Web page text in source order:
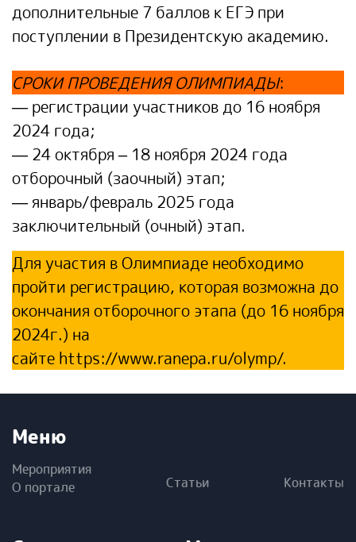
дополнительные 7 баллов к ЕГЭ при
поступлении в Президентскую академию.
СРОКИ ПРОВЕДЕНИЯ ОЛИМПИАДЫ:
— регистрации участников до 16 ноября
2024 года;
— 24 октября – 18 ноября 2024 года
отборочный (заочный) этап;
— январь/февраль 2025 года
заключительный (очный) этап.
Для участия в Олимпиаде необходимо
пройти регистрацию, которая возможна до
окончания отборочного этапа (до 16 ноября
2024г.) на
сайте https://www.ranepa.ru/olymp/.
Меню
Мероприятия
О портале
Статьи Контакты